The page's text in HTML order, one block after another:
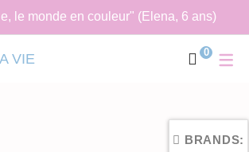
le monde en couleur" (Elena, 6 ans)
0
BRANDS: